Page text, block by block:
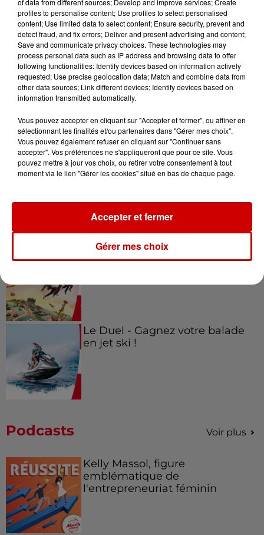
Jeux Voir plus
Gagnez vos places pour le
Gagnez vos entrées pour le
Alouette vous invite à
Futuroscope Xperiences !
Le Duel - Gagnez votre balade
en jet ski !
Podcasts Voir plus
Kelly Massol, figure
emblématique de
l'entrepreneuriat féminin
of data from different sources; Develop and improve services; Create
profiles to personalise content; Use profiles to select personalised
content; Use limited data to select content; Ensure security, prevent and
detect fraud, and fix errors; Deliver and present advertising and content;
Save and communicate privacy choices. These technologies may
process personal data such as IP address and browsing data to offer
following functionalities: Identify devices based on information actively
requested; Use precise geolocation data; Match and combine data from
other data sources; Link different devices; Identify devices based on
information transmitted automatically.
Vous pouvez accepter en cliquant sur "Accepter et fermer", ou affiner en
sélectionnant les finalités et/ou partenaires dans "Gérer mes choix".
Vous pouvez également refuser en cliquant sur "Continuer sans
accepter". Vos préférences ne s'appliqueront que pour ce site. Vous
pouvez mettre à jour vos choix, ou retirer votre consentement à tout
moment via le lien "Gérer les cookies" situé en bas de chaque page.
Gérer mes choix
Accepter et fermer